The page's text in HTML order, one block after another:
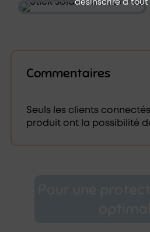
Commentaires
Seuls les clients
produit ont la possibilité
désinscrire à tout